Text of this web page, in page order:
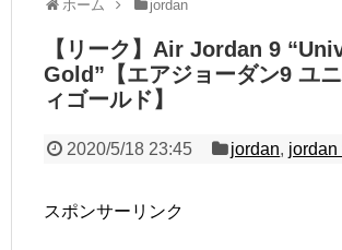
ホーム jordan
【リーク】Air Jordan 9
Gold”【エアジョーダン9 ユ
ィゴールド】
2020/5/18 23:45 jordan, jordan
スポンサーリンク